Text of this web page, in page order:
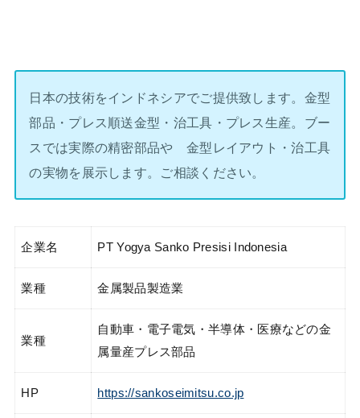
日本の技術をインドネシアでご提供致します。金型
部品・プレス順送金型・治工具・プレス生産。ブー
スでは実際の精密部品や 金型レイアウト・治工具
の実物を展示します。ご相談ください。
企業名 PT Yogya Sanko Presisi Indonesia
業種 金属製品製造業
業種
自動車・電子電気・半導体・医療などの金
属量産プレス部品
HP https://sankoseimitsu.co.jp